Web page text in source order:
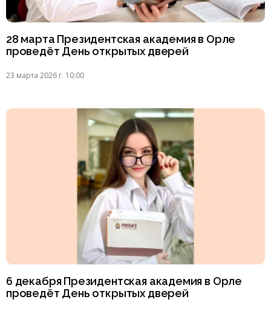
28 марта Президентская академия в Орле
проведёт День открытых дверей
23 марта 2026 г. 10:00
6 декабря Президентская академия в Орле
проведёт День открытых дверей